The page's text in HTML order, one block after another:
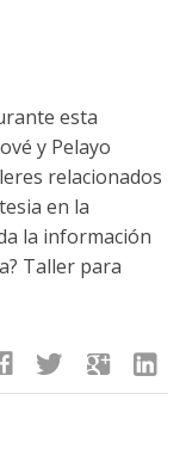
esta
y Pelayo
relacionados
en la
la información
Taller para
twitter google linkedin